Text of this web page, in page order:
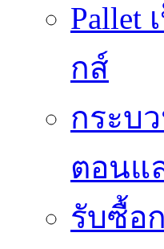
Pallet
กส์
กระบ
ตอนแ
รับซื้อ